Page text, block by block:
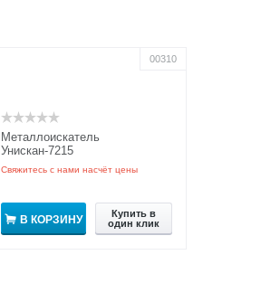
00310
Металлоискатель
Унискан-7215
Свяжитесь с нами насчёт цены
В КОРЗИНУ
Купить в
один клик